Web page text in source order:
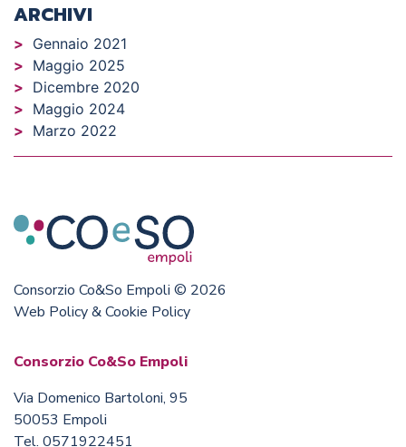
ARCHIVI
Gennaio 2021
Maggio 2025
Dicembre 2020
Maggio 2024
Marzo 2022
Consorzio Co&So Empoli © 2026
Web Policy & Cookie Policy
Consorzio Co&So Empoli
Via Domenico Bartoloni, 95
50053 Empoli
Tel. 0571922451